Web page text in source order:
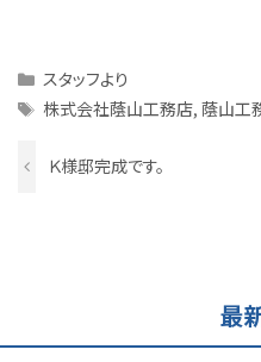
Categories
スタッフより
Tags
株式会社蔭山工務店,蔭山工
Ｋ様邸完成です。
最